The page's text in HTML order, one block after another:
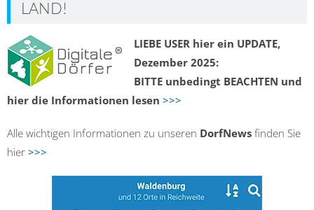
LAND!
LIEBE USER hier ein UPDATE,
Dezember 2025:
BITTE unbedingt BEACHTEN und
hier die Informationen lesen >>>
Alle wichtigen Informationen zu unseren DorfNews finden Sie
hier >>>